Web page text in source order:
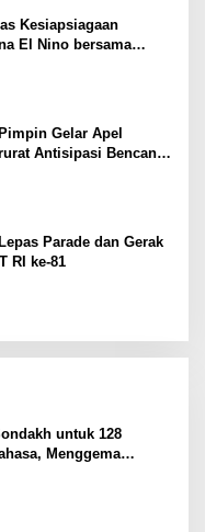
Kesiapsiagaan
El Nino bersama
Gelar Apel
Antisipasi Bencana
Parade dan Gerak
RI ke-81
untuk 128
Menggema